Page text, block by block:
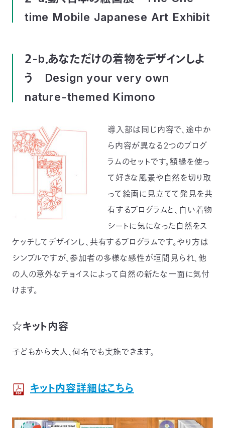
time Mobile Japanese Art Exhibit
２-b．あなただけの着物をデザインしよ
う Design your very own
nature-themed Kimono
導入部は同じ内容で、途中か
ら内容が異なる2つのプログ
ラムのセットです。額縁を使っ
て好きな風景や自然を切り取
って絵画に見立てて発見を共
有するプログラムと、白い着物
シートに気になった自然をス
ケッチしてデザインし、共有するプログラムです。やり方は
シンプルですが、参加者の多様な感性が垣間見られ、他
の人の意外なチョイスによって自然の新たな一面に気付
けます。
☆キット内容
子どもから大人、何名でも実施できます。
キット内容詳細はこちら